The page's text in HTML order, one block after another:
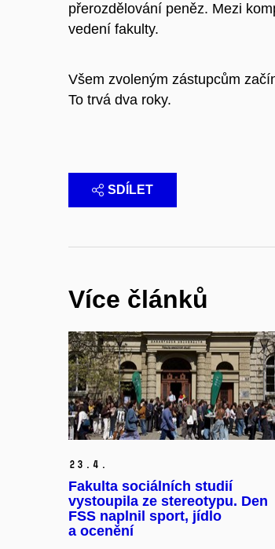
přerozdělování peněz. Mezi
vedení fakulty.
Všem zvoleným zástupcům
To trvá dva roky.
SDÍLET
Více článků
23. 4.
Fakulta sociálních studií
vystoupila ze stereotypu. Den
FSS naplnil sport, jídlo
a ocenění